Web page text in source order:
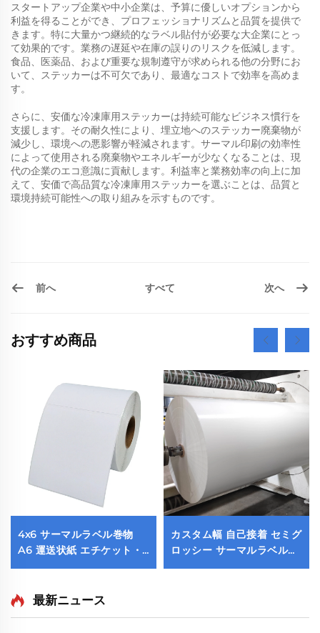
スタートアップ企業や中小企業は、予算に優しいオプションから
利益を得ることができ、プロフェッショナリズムと品質を提供で
きます。特に大量かつ継続的なラベル貼付が必要な大企業にとっ
て効果的です。業務の遅延や在庫の誤りのリスクを低減します。
食品、医薬品、および重要な規制遵守が求められる他の分野にお
いて、ステッカーは不可欠であり、最適なコストで効率を高めま
す。
さらに、安価な冷凍庫用ステッカーは持続可能なビジネス慣行を
支援します。その耐久性により、埋立地へのステッカー廃棄物が
減少し、環境への悪影響が軽減されます。サーマル印刷の効率性
によって使用される廃棄物やエネルギーが少なくなることは、現
代の企業のエコ意識に貢献します。利益率と業務効率の向上に加
えて、安価で高品質な冷凍庫用ステッカーを選ぶことは、品質と
環境持続可能性への取り組みを示すものです。
前へ すべて 次へ
おすすめ商品
4x6 サーマルラベル巻物
A6 運送状紙 エチケット・
テルミカ・アデシーバ サー
100x150 サーマルプリンタ
カスタム幅 自己接着 セミグ
ロッシー サーマルラベル紙
ステッカー ロール状素材 上
最新ニュース